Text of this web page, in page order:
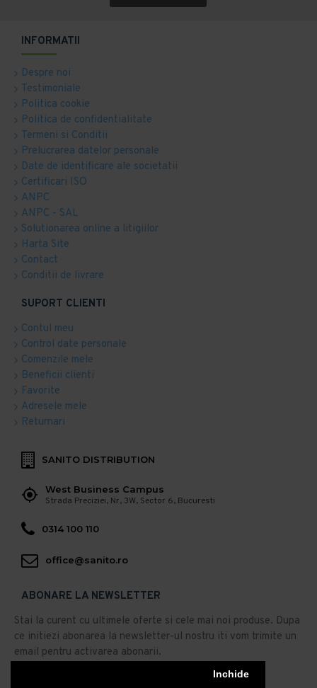
Inchide
INFORMATII
Despre noi
Testimoniale
Politica cookie
Politica de confidentialitate
Termeni si Conditii
Prelucrarea datelor personale
Date de identificare ale societatii
Certificari ISO
ANPC
ANPC - SAL
Solutionarea online a litigiilor
Harta Site
Contact
Conditii de livrare
SUPORT CLIENTI
Contul meu
Control date personale
Comenzile mele
Beneficii clienti
Favorite
Adresele mele
Returnari
SANITO DISTRIBUTION
West Business Campus
Strada Preciziei, Nr, 3W, Sector 6, Bucuresti
0314 100 110
office@sanito.ro
ABONARE LA NEWSLETTER
Stai la curent cu ultimele oferte si cele mai noi produse. Dupa
ce initiezi abonarea la newsletter-ul nostru iti vom trimite un
email pentru activarea abonarii.
Abonare